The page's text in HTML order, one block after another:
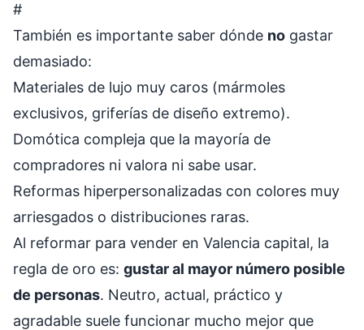
#
También es importante saber dónde no gastar
demasiado:
Materiales de lujo muy caros (mármoles
exclusivos, griferías de diseño extremo).
Domótica compleja que la mayoría de
compradores ni valora ni sabe usar.
Reformas hiperpersonalizadas con colores muy
arriesgados o distribuciones raras.
Al reformar para vender en Valencia capital, la
regla de oro es: gustar al mayor número posible
de personas. Neutro, actual, práctico y
agradable suele funcionar mucho mejor que